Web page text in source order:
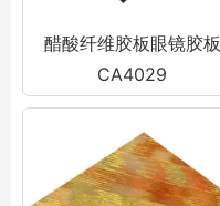
醋酸纤维胶板眼镜胶板
CA4029